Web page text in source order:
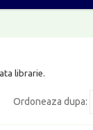
librarie.
Ordoneaza dupa: